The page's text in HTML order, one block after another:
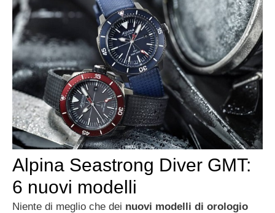
Alpina Seastrong Diver GMT:
6 nuovi modelli
Niente di meglio che dei nuovi modelli di orologio